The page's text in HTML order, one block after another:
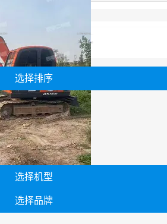
报价
山河智能挖机报价表 二手压路机报价
看到为您精心挑选的dx斗山215一9c相关的机械设备信息，包括其dx斗山215一9c型号、dx斗山215一9c参数、机型介绍、品牌介绍、新机价格信息等；
选择排序
选择机型
选择品牌